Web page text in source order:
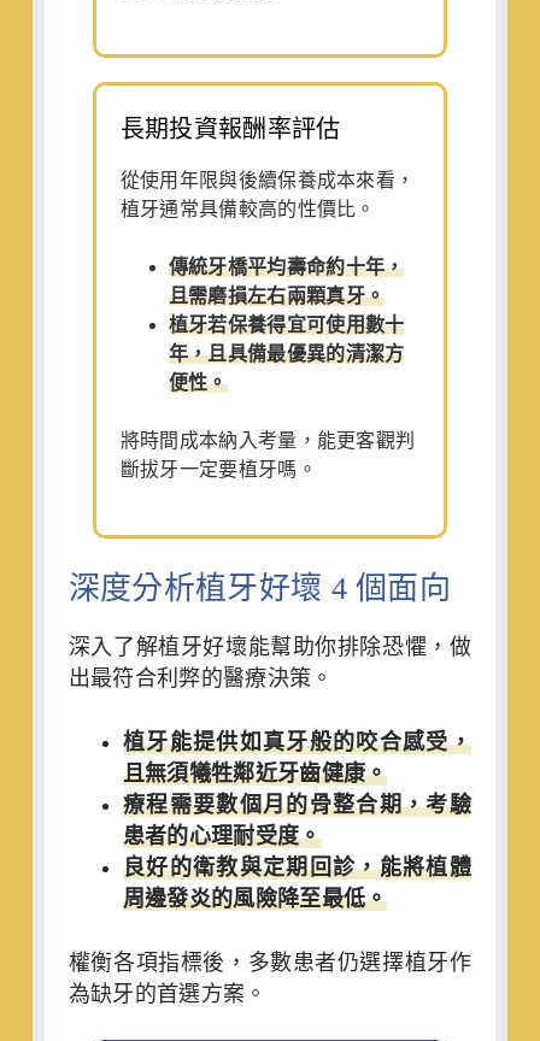
長期投資報酬率評估
從使用年限與後續保養成本來看，
植牙通常具備較高的性價比。
傳統牙橋平均壽命約十年，
且需磨損左右兩顆真牙。
植牙若保養得宜可使用數十
年，且具備最優異的清潔方
便性。
將時間成本納入考量，能更客觀判
斷拔牙一定要植牙嗎。
深度分析植牙好壞 4 個面向
深入了解植牙好壞能幫助你排除恐懼，做
出最符合利弊的醫療決策。
植牙能提供如真牙般的咬合感受，
且無須犧牲鄰近牙齒健康。
療程需要數個月的骨整合期，考驗
患者的心理耐受度。
良好的衛教與定期回診，能將植體
周邊發炎的風險降至最低。
權衡各項指標後，多數患者仍選擇植牙作
為缺牙的首選方案。